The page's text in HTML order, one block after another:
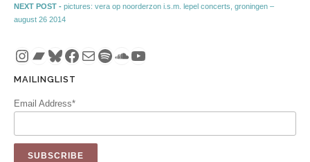
NEXT POST - Next post:
pictures: vera op noorderzon i.s.m. lepel concerts, groningen –
august 26 2014
Instagram
Bandcamp
Bluesky
Facebook
MailSpotify
SoundCloud
YouTube
MAILINGLIST
Email Address*